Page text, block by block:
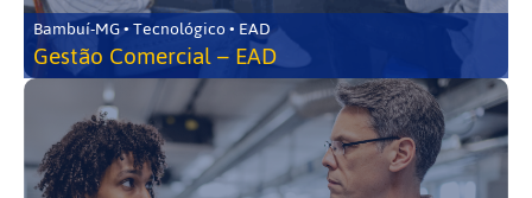
Bambuí-MG • Tecnológico • EAD
Gestão Comercial – EAD